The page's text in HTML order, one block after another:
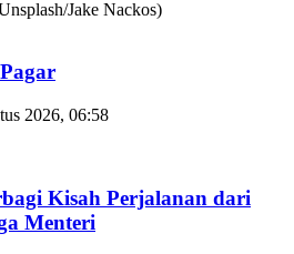
2026, 06:58
Kisah Perjalanan dari
Menteri